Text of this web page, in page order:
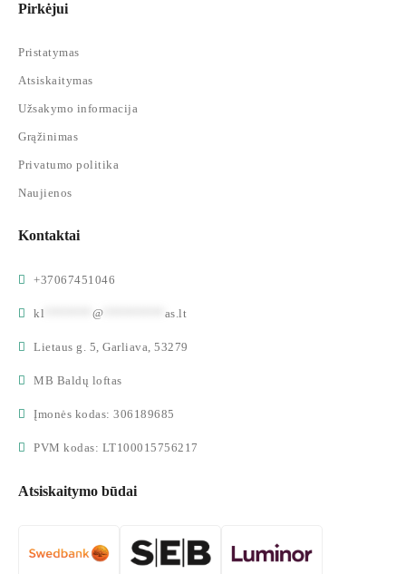
Pirkėjui
Pristatymas
Atsiskaitymas
Užsakymo informacija
Grąžinimas
Privatumo politika
Naujienos
Kontaktai
+37067451046
kl @ as.lt
Lietaus g. 5, Garliava, 53279
MB Baldų loftas
Įmonės kodas: 306189685
PVM kodas: LT100015756217
Atsiskaitymo būdai